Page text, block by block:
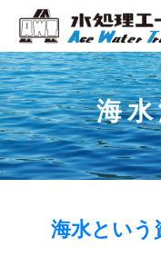
ENGLISH
お知らせ
会社情報
ごあいさつ
水処理エースの
海
海水という